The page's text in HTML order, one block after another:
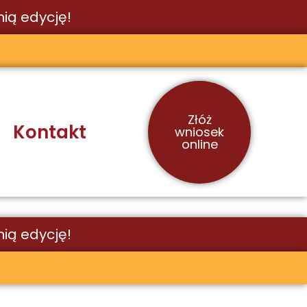
edycję!
Kontakt
Złóż
wniosek
online
edycję!